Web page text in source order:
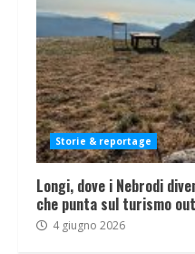
Storie & reportage
Longi, dove i Nebrodi
che punta sul turismo
4 giugno 2026